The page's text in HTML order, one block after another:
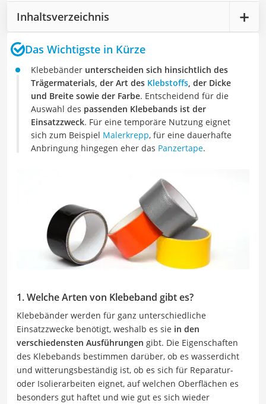
Inhaltsverzeichnis
Das Wichtigste in Kürze
Klebebänder unterscheiden sich hinsichtlich des
Trägermaterials, der Art des Klebstoffs, der Dicke
und Breite sowie der Farbe. Entscheidend für die
Auswahl des passenden Klebebands ist der
Einsatzzweck. Für eine temporäre Nutzung eignet
sich zum Beispiel Malerkrepp, für eine dauerhafte
Anbringung hingegen eher das Panzertape.
1. Welche Arten von Klebeband gibt es?
Klebebänder werden für ganz unterschiedliche
Einsatzzwecke benötigt, weshalb es sie in den
verschiedensten Ausführungen gibt. Die Eigenschaften
des Klebebands bestimmen darüber, ob es wasserdicht
und witterungsbeständig ist, ob es sich für Reparatur-
oder Isolierarbeiten eignet, auf welchen Oberflächen es
besonders gut haftet und wie gut es sich wieder